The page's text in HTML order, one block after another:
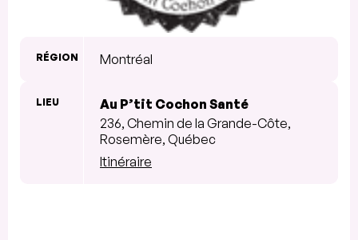
RÉGION Montréal
LIEU
Au P’tit Cochon Santé
236, Chemin de la Grande-Côte,
Rosemère, Québec
Itinéraire